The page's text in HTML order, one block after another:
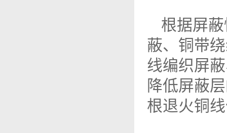
根据屏
蔽、铜带
线编织屏
降低屏蔽
根退火铜